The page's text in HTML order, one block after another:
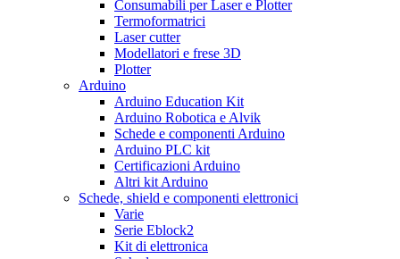
Consumabili per Laser e Plotter
Termoformatrici
Laser cutter
Modellatori e frese 3D
Plotter
Arduino
Arduino Education Kit
Arduino Robotica e Alvik
Schede e componenti Arduino
Arduino PLC kit
Certificazioni Arduino
Altri kit Arduino
Schede, shield e componenti elettronici
Varie
Serie Eblock2
Kit di elettronica